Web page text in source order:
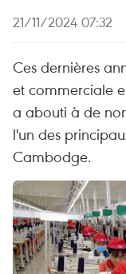
21/11/2024 07:32
Ces dernières
et commerciale
a abouti à de
l'un des
Cambodge.